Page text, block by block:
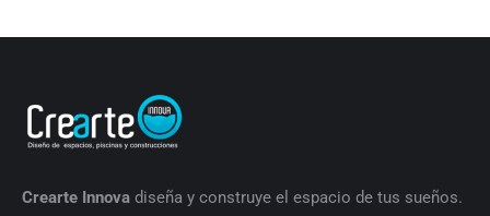
Crearte Innova diseña y construye el espacio de tus sueños.